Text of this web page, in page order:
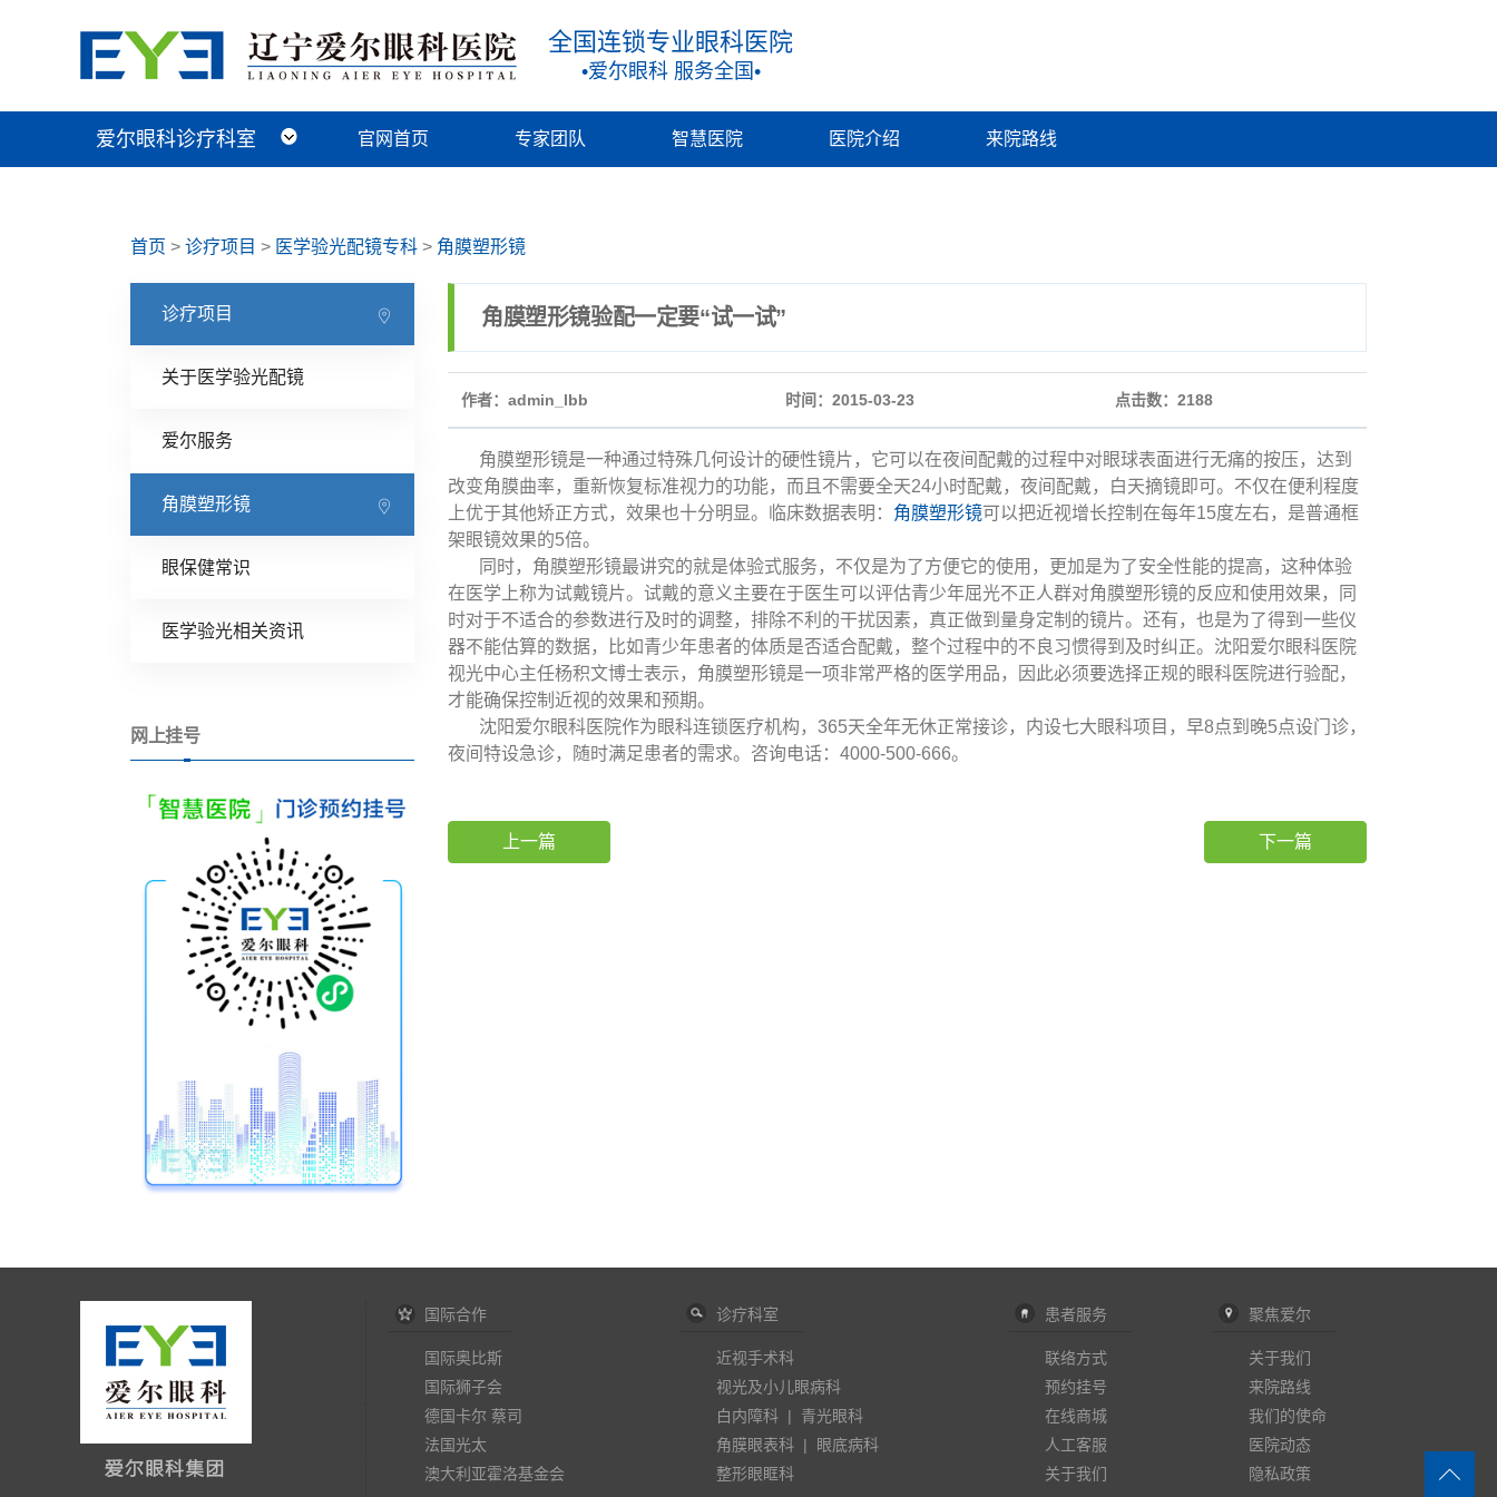
全国连锁专业眼科医院
•爱尔眼科 服务全国•
爱尔眼科诊疗科室
近视手术科
视光及小儿眼病科
白内障科
青光眼科
角膜眼表科
整形眼眶科
眼底病科
中医眼科 官网首页 专家团队 智慧医院 医院介绍 来院路线
首页 > 诊疗项目 > 医学验光配镜专科 > 角膜塑形镜
诊疗项目
关于医学验光配镜
爱尔服务
角膜塑形镜
眼保健常识
医学验光相关资讯
网上挂号
角膜塑形镜验配一定要“试一试”
作者：admin_lbb 时间：2015-03-23 点击数： 2188
角膜塑形镜是一种通过特殊几何设计的硬性镜片，它可以在夜间配戴的过程中对眼球表面进行无痛的按压，达到
改变角膜曲率，重新恢复标准视力的功能，而且不需要全天24小时配戴，夜间配戴，白天摘镜即可。不仅在便利程度
上优于其他矫正方式，效果也十分明显。临床数据表明： 角膜塑形镜可以把近视增长控制在每年15度左右，是普通框
架眼镜效果的5倍。
同时，角膜塑形镜最讲究的就是体验式服务，不仅是为了方便它的使用，更加是为了安全性能的提高，这种体验
在医学上称为试戴镜片。试戴的意义主要在于医生可以评估青少年屈光不正人群对角膜塑形镜的反应和使用效果，同
时对于不适合的参数进行及时的调整，排除不利的干扰因素，真正做到量身定制的镜片。还有，也是为了得到一些仪
器不能估算的数据，比如青少年患者的体质是否适合配戴，整个过程中的不良习惯得到及时纠正。沈阳爱尔眼科医院
视光中心主任杨积文博士表示，角膜塑形镜是一项非常严格的医学用品，因此必须要选择正规的眼科医院进行验配，
才能确保控制近视的效果和预期。
沈阳爱尔眼科医院作为眼科连锁医疗机构，365天全年无休正常接诊，内设七大眼科项目，早8点到晚5点设门诊，
夜间特设急诊，随时满足患者的需求。咨询电话：4000-500-666。
上一篇 下一篇
国际合作
国际奥比斯
国际狮子会
德国卡尔 蔡司
法国光太
澳大利亚霍洛基金会
诊疗科室
近视手术科
视光及小儿眼病科
白内障科 | 青光眼科
角膜眼表科 |
眼底病科
整形眼眶科
患者服务
联络方式
预约挂号
在线商城
人工客服
关于我们
聚焦爱尔
关于我们
来院路线
我们的使命
医院动态
隐私政策